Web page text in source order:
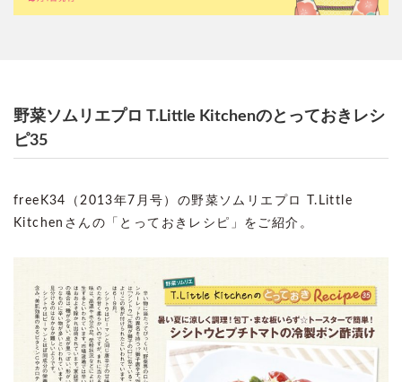
野菜ソムリエプロ T.Little Kitchenのとっておきレシ
ピ35
freeK34（2013年7月号）の野菜ソムリエプロ T.Little
Kitchenさんの「とっておきレシピ」をご紹介。